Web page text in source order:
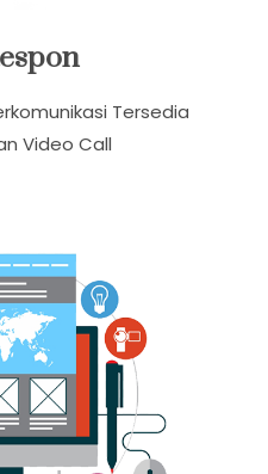
Tersedia
Video Call